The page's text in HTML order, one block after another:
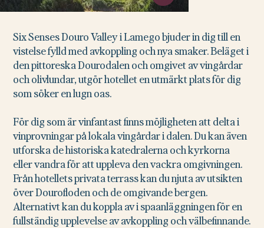
Six Senses Douro Valley i Lamego bjuder in dig till en
vistelse fylld med avkoppling och nya smaker. Beläget i
den pittoreska Dourodalen och omgivet av vingårdar
och olivlundar, utgör hotellet en utmärkt plats för dig
som söker en lugn oas.
För dig som är vinfantast finns möjligheten att delta i
vinprovningar på lokala vingårdar i dalen. Du kan även
utforska de historiska katedralerna och kyrkorna
eller vandra för att uppleva den vackra omgivningen.
Från hotellets privata terrass kan du njuta av utsikten
över Dourofloden och de omgivande bergen.
Alternativt kan du koppla av i spaanläggningen för en
fullständig upplevelse av avkoppling och välbefinnande.